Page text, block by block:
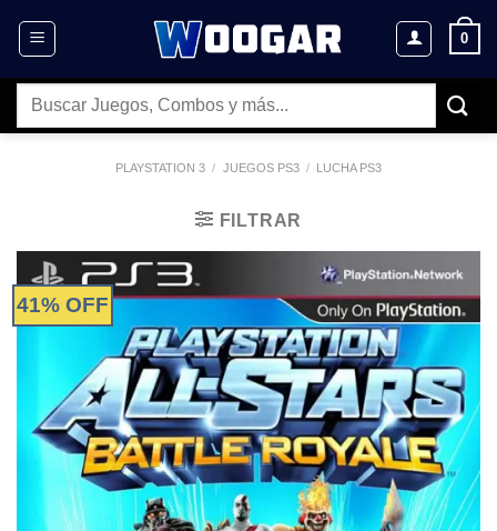
0
Buscar
PLAYSTATION 3 / JUEGOS PS3 / LUCHA PS3
FILTRAR
41% OFF